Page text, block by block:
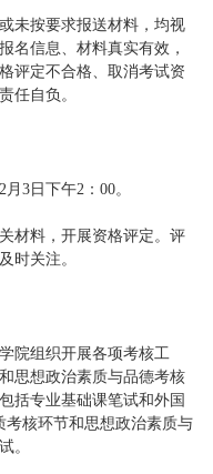
未按要求报送材料，均视
名信息、材料真实有效，
评定不合格、取消考试资
任自负。
3日下午2：00。
材料，开展资格评定。评
时关注。
院组织开展各项考核工
思想政治素质与品德考核
括专业基础课笔试和外国
考核环节和思想政治素质与
。